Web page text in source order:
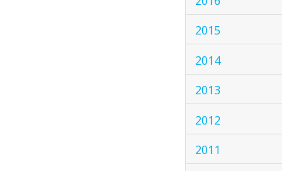
2015
2014
2013
2012
2011